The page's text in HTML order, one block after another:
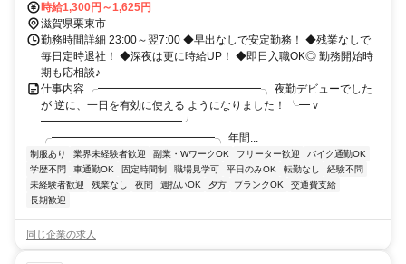
駅」～徒歩10分 ◆JR琵琶湖線「草津駅」～車10分
時給1,300円～1,625円
滋賀県栗東市
勤務時間詳細 23:00～翌7:00 ◆早出なしで安定勤務！ ◆残業なしで
毎日定時退社！ ◆深夜は更に時給UP！ ◆即日入職OK◎ 勤務開始時
期も応相談♪
仕事内容 ╭━━━━━━━━━━━━━━━╮ 夜勤デビューでした
が 逆に、一日を有効に使える ようになりました！ ╰━ｖ
━━━━━━━━━━━━━╯
╭━━━━━━━━━━━━━━━╮ 年間...
制服あり 業界未経験者歓迎 副業・WワークOK フリーター歓迎
バイク通勤OK
学歴不問
車通勤OK 固定時間制 職場見学可 平日のみOK 転勤なし
経験不問
未経験者歓迎
残業なし 夜間 週払いOK 夕方 ブランクOK
交通費支給
長期歓迎
同じ企業の求人